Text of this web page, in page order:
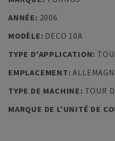
ANNÉE: 2006
MODÈLE: DECO 10A
TYPE D'APPLICATION:
EMPLACEMENT:
TYPE DE MACHINE: TOUR
MARQUE DE L'UNITÉ DE